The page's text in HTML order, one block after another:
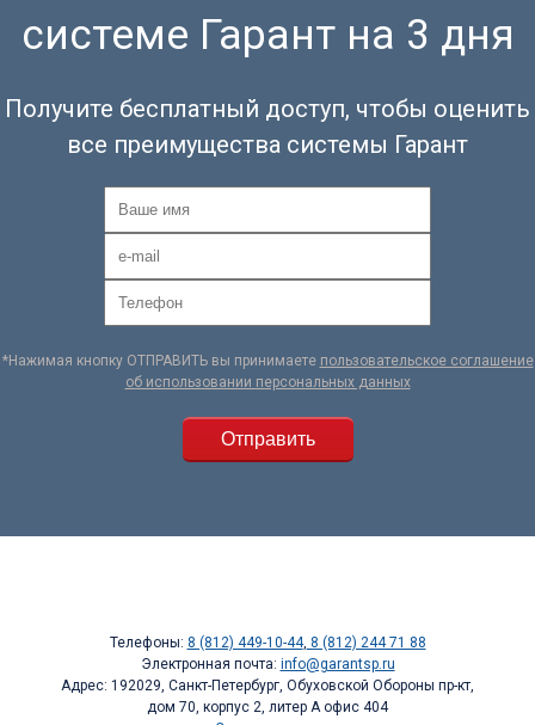
системе Гарант на 3 дня
Получите бесплатный доступ, чтобы оценить
все преимущества системы Гарант
*Нажимая кнопку ОТПРАВИТЬ вы принимаете пользовательское соглашение
об использовании персональных данных
Телефоны: 8 (812) 449-10-44, 8 (812) 244 71 88
Электронная почта: info@garantsp.ru
Адрес: 192029, Санкт-Петербург, Обуховской Обороны пр-кт,
дом 70, корпус 2, литер А офис 404